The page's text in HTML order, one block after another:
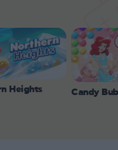
Heights Candy